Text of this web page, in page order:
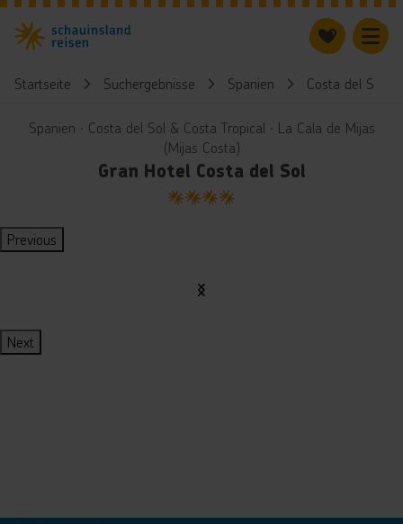
Startseite Suchergebnisse Spanien Costa del Sol &
Spanien ∙ Costa del Sol & Costa Tropical ∙ La Cala de Mijas
(Mijas Costa)
Gran Hotel Costa del Sol
4
Previous
Next